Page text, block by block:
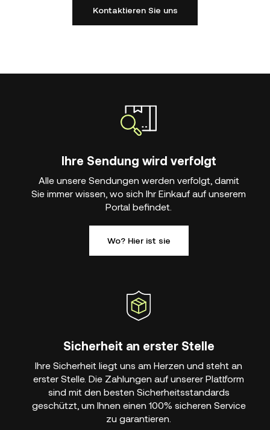
Kontaktieren Sie uns
Ihre Sendung wird verfolgt
Alle unsere Sendungen werden verfolgt, damit
Sie immer wissen, wo sich Ihr Einkauf auf unserem
Portal befindet.
Wo? Hier ist sie
Sicherheit an erster Stelle
Ihre Sicherheit liegt uns am Herzen und steht an
erster Stelle. Die Zahlungen auf unserer Plattform
sind mit den besten Sicherheitsstandards
geschützt, um Ihnen einen 100% sicheren Service
zu garantieren.